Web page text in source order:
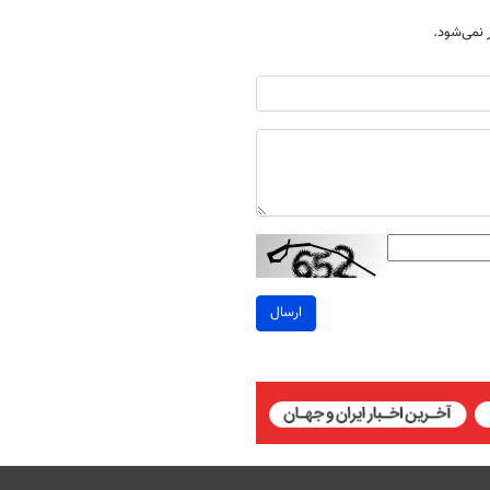
نمی‌شود.
ارسال